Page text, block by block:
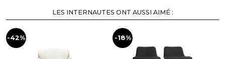
LES INTERNAUTES ONT AUSSI AIMÉ :
-42% -18%